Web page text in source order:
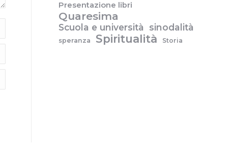
Presentazione libri
Quaresima
Scuola e università sinodalità
speranza Spiritualità Storia